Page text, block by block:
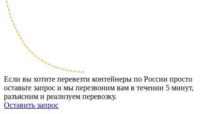
Если вы хотите перевезти контейнеры по России просто
оставьте запрос и мы перезвоним вам в течении 5 минут,
разъясним и реализуем перевозку.
Оставить запрос